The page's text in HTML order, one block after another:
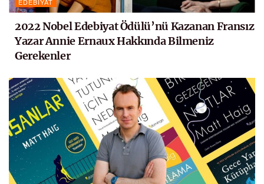
2022 Nobel Edebiyat Ödülü’nü Kazanan Fransız
Yazar Annie Ernaux Hakkında Bilmeniz
Gerekenler